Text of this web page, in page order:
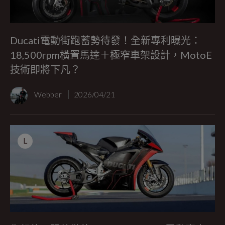
Ducati電動街跑蓄勢待發！全新專利曝光：
18,500rpm橫置馬達＋極窄車架設計，MotoE
技術即將下凡？
Webber 2026/04/21
L